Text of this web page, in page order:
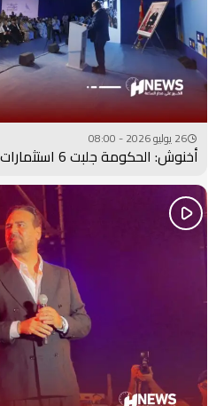
26 يوليو 2026 - 08:00
أخنوش: الحكومة جلبت 6 استثمارات ضخمة للداخلة وادي الذهب